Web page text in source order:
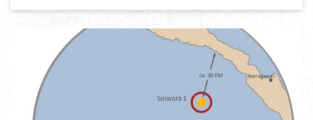
PAZIFIK
BLEIBT